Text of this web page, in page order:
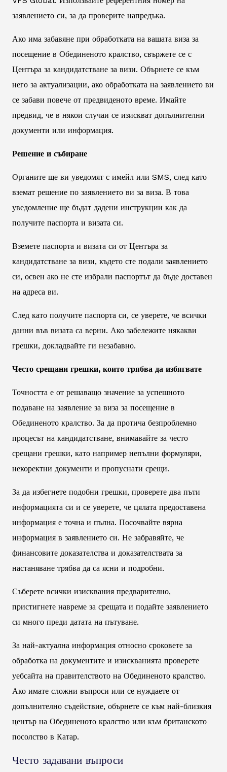
заявлението си, за да проверите напредъка.
Ако има забавяне при обработката на вашата виза за
посещение в Обединеното кралство, свържете се с
Центъра за кандидатстване за визи. Обърнете се към
него за актуализации, ако обработката на заявлението ви
се забави повече от предвиденото време. Имайте
предвид, че в някои случаи се изискват допълнителни
документи или информация.
Решение и събиране
Органите ще ви уведомят с имейл или SMS, след като
вземат решение по заявлението ви за виза. В това
уведомление ще бъдат дадени инструкции как да
получите паспорта и визата си.
Вземете паспорта и визата си от Центъра за
кандидатстване за визи, където сте подали заявлението
си, освен ако не сте избрали паспортът да бъде доставен
на адреса ви.
След като получите паспорта си, се уверете, че всички
данни във визата са верни. Ако забележите някакви
грешки, докладвайте ги незабавно.
Често срещани грешки, които трябва да избягвате
Точността е от решаващо значение за успешното
подаване на заявление за виза за посещение в
Обединеното кралство. За да протича безпроблемно
процесът на кандидатстване, внимавайте за често
срещани грешки, като например непълни формуляри,
некоректни документи и пропуснати срещи.
За да избегнете подобни грешки, проверете два пъти
информацията си и се уверете, че цялата предоставена
информация е точна и пълна. Посочвайте вярна
информация в заявлението си. Не забравяйте, че
финансовите доказателства и доказателствата за
настаняване трябва да са ясни и подробни.
Съберете всички изисквания предварително,
пристигнете навреме за срещата и подайте заявлението
си много преди датата на пътуване.
За най-актуална информация относно сроковете за
обработка на документите и изискванията проверете
уебсайта на правителството на Обединеното кралство.
Ако имате сложни въпроси или се нуждаете от
допълнително съдействие, обърнете се към най-близкия
център на Обединеното кралство или към британското
посолство в Катар.
Често задавани въпроси